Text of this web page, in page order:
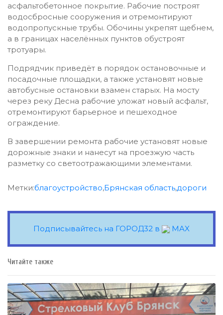
асфальтобетонное покрытие. Рабочие построят
водосбросные сооружения и отремонтируют
водопропускные трубы. Обочины укрепят щебнем,
а в границах населённых пунктов обустроят
тротуары.
Подрядчик приведёт в порядок остановочные и
посадочные площадки, а также установят новые
автобусные остановки взамен старых. На мосту
через реку Десна рабочие уложат новый асфальт,
отремонтируют барьерное и пешеходное
ограждение.
В завершении ремонта рабочие установят новые
дорожные знаки и нанесут на проезжую часть
разметку со светоотражающими элементами.
Метки:благоустройство,Брянская область,дороги
Подписывайтесь на ГОРОД32 в MAX
Читайте также